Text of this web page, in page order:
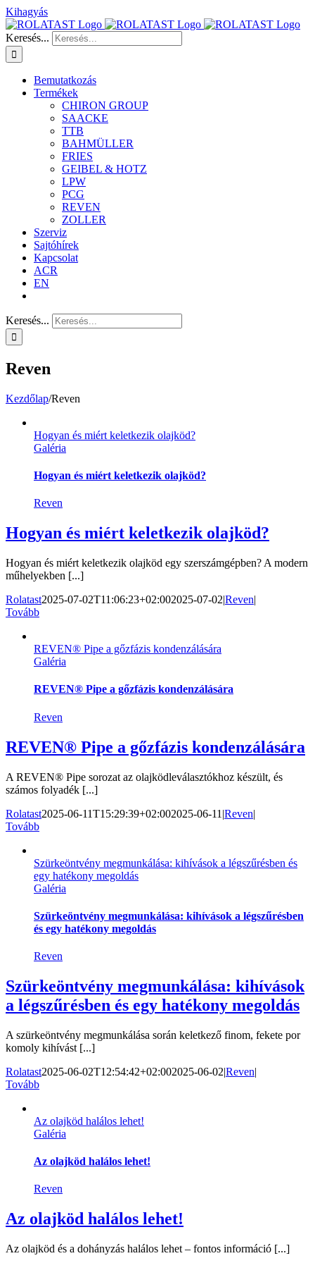
Kihagyás
Keresés...
Bemutatkozás
Termékek
CHIRON GROUP
SAACKE
TTB
BAHMÜLLER
FRIES
GEIBEL & HOTZ
LPW
PCG
REVEN
ZOLLER
Szerviz
Sajtóhírek
Kapcsolat
ACR
EN
Keresés...
Reven
Kezdőlap/Reven
Hogyan és miért keletkezik olajköd?
Galéria
Hogyan és miért keletkezik olajköd?
Reven
Hogyan és miért keletkezik olajköd?
Hogyan és miért keletkezik olajköd egy szerszámgépben? A modern
műhelyekben [...]
Rolatast2025-07-02T11:06:23+02:002025-07-02|Reven|
Tovább
REVEN® Pipe a gőzfázis kondenzálására
Galéria
REVEN® Pipe a gőzfázis kondenzálására
Reven
REVEN® Pipe a gőzfázis kondenzálására
A REVEN® Pipe sorozat az olajködleválasztókhoz készült, és
számos folyadék [...]
Rolatast2025-06-11T15:29:39+02:002025-06-11 |Reven|
Tovább
Szürkeöntvény megmunkálása: kihívások a légszűrésben és
egy hatékony megoldás
Galéria
Szürkeöntvény megmunkálása: kihívások a légszűrésben
és egy hatékony megoldás
Reven
Szürkeöntvény megmunkálása: kihívások
a légszűrésben és egy hatékony megoldás
A szürkeöntvény megmunkálása során keletkező finom, fekete por
komoly kihívást [...]
Rolatast2025-06-02T12:54:42+02:002025-06-02|Reven|
Tovább
Az olajköd halálos lehet!
Galéria
Az olajköd halálos lehet!
Reven
Az olajköd halálos lehet!
Az olajköd és a dohányzás halálos lehet – fontos információ [...]